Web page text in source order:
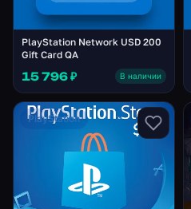
PlayStation Network USD 200
Gift Card QA
15 796 ₽ В наличии
PlayStation